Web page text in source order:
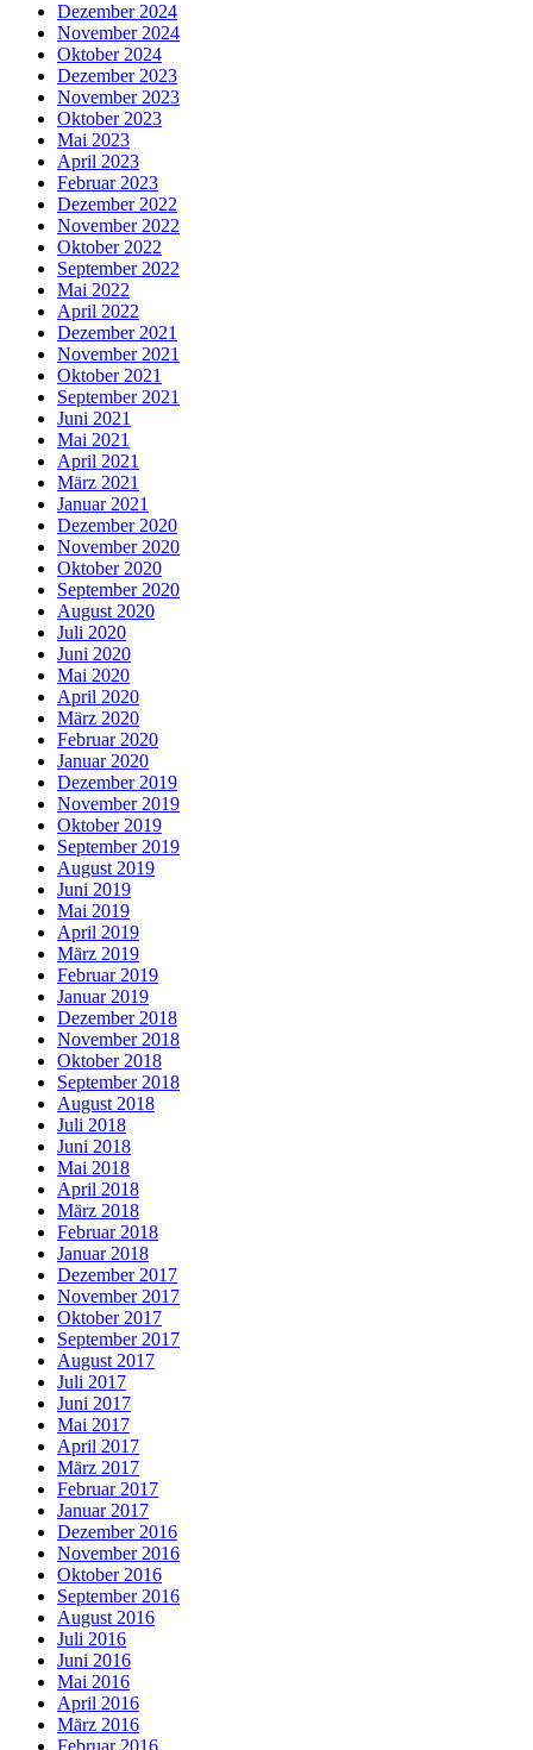
Dezember 2024
November 2024
Oktober 2024
Dezember 2023
November 2023
Oktober 2023
Mai 2023
April 2023
Februar 2023
Dezember 2022
November 2022
Oktober 2022
September 2022
Mai 2022
April 2022
Dezember 2021
November 2021
Oktober 2021
September 2021
Juni 2021
Mai 2021
April 2021
März 2021
Januar 2021
Dezember 2020
November 2020
Oktober 2020
September 2020
August 2020
Juli 2020
Juni 2020
Mai 2020
April 2020
März 2020
Februar 2020
Januar 2020
Dezember 2019
November 2019
Oktober 2019
September 2019
August 2019
Juni 2019
Mai 2019
April 2019
März 2019
Februar 2019
Januar 2019
Dezember 2018
November 2018
Oktober 2018
September 2018
August 2018
Juli 2018
Juni 2018
Mai 2018
April 2018
März 2018
Februar 2018
Januar 2018
Dezember 2017
November 2017
Oktober 2017
September 2017
August 2017
Juli 2017
Juni 2017
Mai 2017
April 2017
März 2017
Februar 2017
Januar 2017
Dezember 2016
November 2016
Oktober 2016
September 2016
August 2016
Juli 2016
Juni 2016
Mai 2016
April 2016
März 2016